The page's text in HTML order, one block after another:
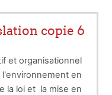
copie 6
et organisationnel
en
la loi et la mise en